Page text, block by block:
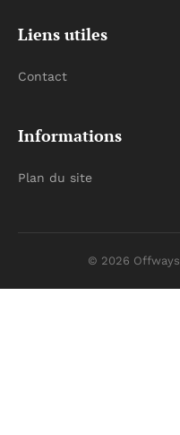
Liens utiles
Contact
Informations
Plan du site
© 2026